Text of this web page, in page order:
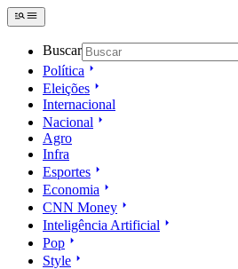
Buscar
Política
Eleições
Internacional
Nacional
Agro
Infra
Esportes
Economia
CNN Money
Inteligência Artificial
Pop
Style